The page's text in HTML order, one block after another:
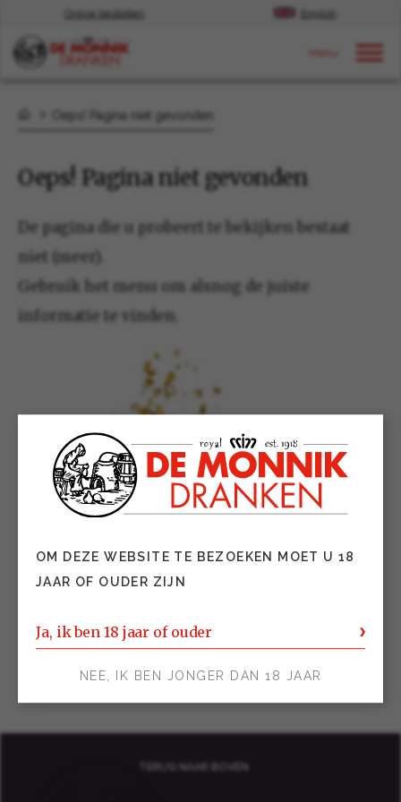
Online bestellen English
Oeps! Pagina niet gevonden
Oeps! Pagina niet gevonden
De pagina die u probeert te bekijken bestaat
niet (meer).
Gebruik het menu om alsnog de juiste
informatie te vinden.
OM DEZE WEBSITE TE BEZOEKEN MOET U 18
JAAR OF OUDER ZIJN
Ja, ik ben 18 jaar of ouder
NEE, IK BEN JONGER DAN 18 JAAR